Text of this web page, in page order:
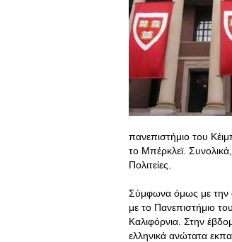
πανεπιστήμιο του
το Μπέρκλεϊ.
Πολιτείες.
Σύμφωνα όμως με την
με το Πανεπιστήμιο
Καλιφόρνια . Στην
ελληνικά ανώτατα